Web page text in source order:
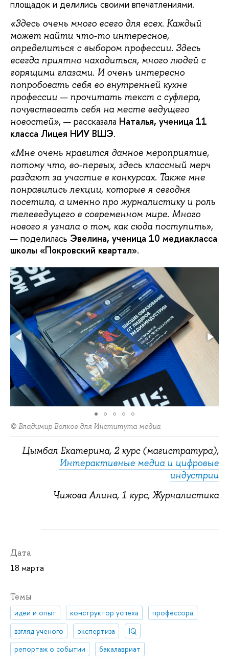
площадок и делились своими впечатлениями.
«Здесь очень много всего для всех. Каждый
может найти что-то интересное,
определиться с выбором профессии. Здесь
всегда приятно находиться, много людей с
горящими глазами. И очень интересно
попробовать себя во внутренней кухне
профессии — прочитать текст с суфлера,
почувствовать себя на месте ведущего
новостей», — рассказала Наталья, ученица 11
класса Лицея НИУ ВШЭ.
«Мне очень нравится данное мероприятие,
потому что, во-первых, здесь классный мерч
раздают за участие в конкурсах. Также мне
понравились лекции, которые я сегодня
посетила, а именно про журналистику и роль
телеведущего в современном мире. Много
нового я узнала о том, как сюда поступить»,
— поделилась Эвелина, ученица 10 медиакласса
школы «Покровский квартал».
© Владимир Волков для Института медиа
Цымбал Екатерина, 2 курс (магистратура),
Интерактивные медиа и цифровые
индустрии
Чижова Алина, 1 курс, Журналистика
Дата
18 марта
Темы
идеи и опыт конструктор успеха
профессора
взгляд ученого
экспертиза
IQ
репортаж о событии
бакалавриат